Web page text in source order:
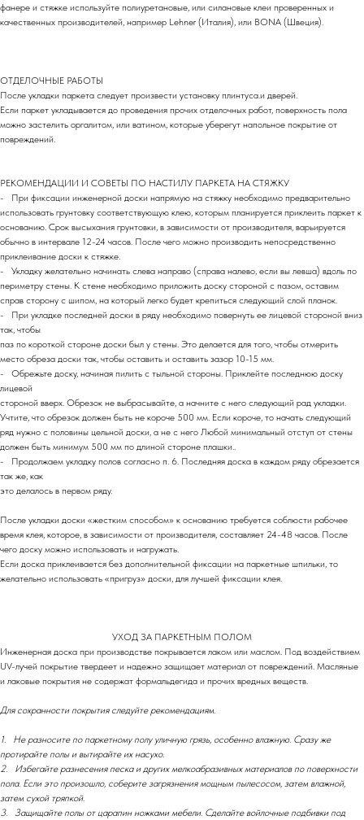
фанере и стяжке используйте полиуретановые, или силановые клеи проверенных и
качественных производителей, например Lehner (Италия), или BONA (Швеция).
ОТДЕЛОЧНЫЕ РАБОТЫ
После укладки паркета следует произвести установку плинтуса.и дверей.
Если паркет укладывается до проведения прочих отделочных работ, поверхность пола
можно застелить оргалитом, или ватином, которые уберегут напольное покрытие от
повреждений.
РЕКОМЕНДАЦИИ И СОВЕТЫ ПО НАСТИЛУ ПАРКЕТА НА СТЯЖКУ
- При фиксации инженерной доски напрямую на стяжку необходимо предварительно
использовать грунтовку соответствующую клею, которым планируется приклеить паркет к
основанию. Срок высыхания грунтовки, в зависимости от производителя, варьируется
обычно в интервале 12-24 часов. После чего можно производить непосредственно
приклеивание доски к стяжке.
- Укладку желательно начинать слева направо (справа налево, если вы левша) вдоль по
периметру стены. К стене необходимо приложить доску стороной с пазом, оставим
справ сторону с шипом, на который легко будет крепиться следующий слой планок.
- При укладке последней доски в ряду необходимо повернуть ее лицевой стороной вниз
так, чтобы
паз по короткой стороне доски был у стены. Это делается для того, чтобы отмерить
место обреза доски так, чтобы оставить и оставить зазор 10-15 мм.
- Обрежьте доску, начиная пилить с тыльной стороны. Приклейте последнюю доску
лицевой
стороной вверх. Обрезок не выбрасывайте, а начните с него следующий рад укладки.
Учтите, что обрезок должен быть не короче 500 мм. Если короче, то начать следующий
ряд нужно с половины цельной доски, а не с него Любой минимальный отступ от стены
должен быть минимум 500 мм по длиной стороне плашки..
- Продолжаем укладку полов согласно п. 6. Последняя доска в каждом ряду обрезается
так же, как
это делалось в первом ряду.
После укладки доски «жестким способом» к основанию требуется соблюсти рабочее
время клея, которое, в зависимости от производителя, составляет 24-48 часов. После
чего доску можно использовать и нагружать.
Если доска приклеивается без дополнительной фиксации на паркетные шпильки, то
желательно использовать «пригруз» доски, для лучшей фиксации клея.
УХОД ЗА ПАРКЕТНЫМ ПОЛОМ
Инженерная доска при производстве покрывается лаком или маслом. Под воздействием
UV-лучей покрытие твердеет и надежно защищает материал от повреждений. Масляные
и лаковые покрытия не содержат формальдегида и прочих вредных веществ.
Для сохранности покрытия следуйте рекомендациям.
1. Не разносите по паркетному полу уличную грязь, особенно влажную. Сразу же
протирайте полы и вытирайте их насухо.
2. Избегайте разнесения песка и других мелкоабразивных материалов по поверхности
пола. Если это произошло, соберите загрязнения мощным пылесосом, затем влажной,
затем сухой тряпкой.
3. Защищайте полы от царапин ножками мебели. Сделайте войлочные подбивки под